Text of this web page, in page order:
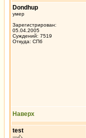
Dondhup
умер
Зарегистрирован:
05.04.2005
Суждений: 7519
Откуда: СПб
Наверх
test